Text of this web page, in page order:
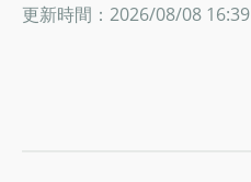
更新時間：2026/08/08 16:39